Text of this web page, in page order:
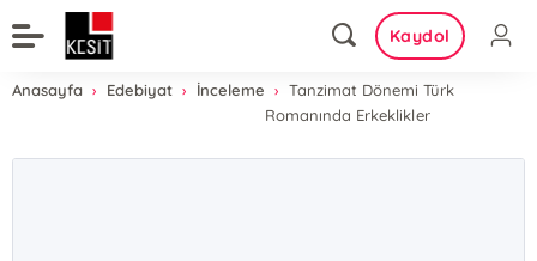
Kaydol
Anasayfa Edebiyat İnceleme
Tanzimat Dönemi Türk
Romanında Erkeklikler